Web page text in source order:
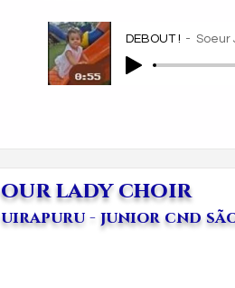
DEBOUT ! Soeur
our lady choir
uirapuru - junior cnd